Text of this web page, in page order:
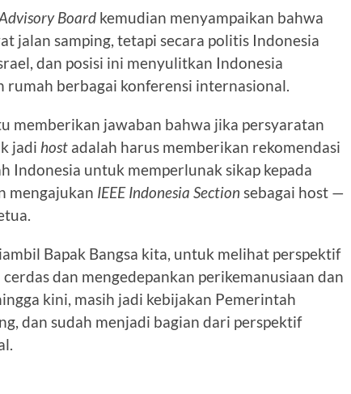
Board kemudian menyampaikan bahwa
jalan samping, tetapi secara politis Indonesia
dan posisi ini menyulitkan Indonesia
rumah berbagai konferensi internasional.
memberikan jawaban bahwa jika persyaratan
jadi host adalah harus memberikan rekomendasi
Indonesia untuk memperlunak sikap kepada
mengajukan IEEE Indonesia Section sebagai host —
Bapak Bangsa kita, untuk melihat perspektif
dan mengedepankan perikemanusiaan dan
kini, masih jadi kebijakan Pemerintah
dan sudah menjadi bagian dari perspektif